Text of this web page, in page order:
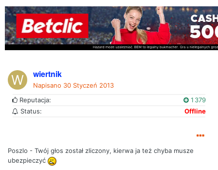
wiertnik
Napisano 30 Styczeń 2013
Reputacja:
1 379
Status:
Offline
Poszlo - Twój głos został zliczony, kierwa ja też chyba musze
ubezpieczyć